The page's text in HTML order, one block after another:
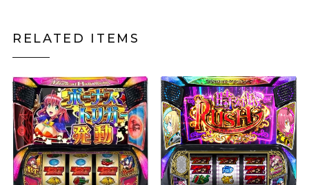
RELATED ITEMS